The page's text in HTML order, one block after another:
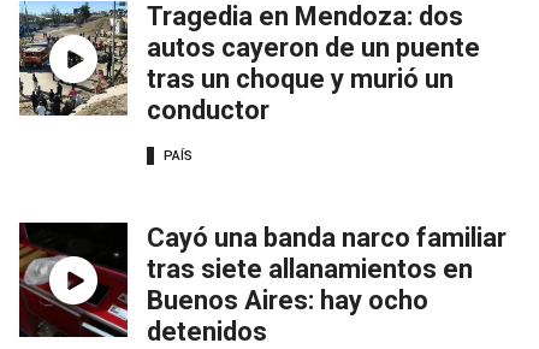
Tragedia en Mendoza: dos
autos cayeron de un puente
tras un choque y murió un
conductor
PAÍS
Cayó una banda narco familiar
tras siete allanamientos en
Buenos Aires: hay ocho
detenidos